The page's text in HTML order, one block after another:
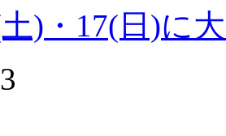
)・17(日)に